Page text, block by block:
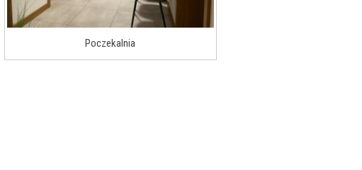
Poczekalnia